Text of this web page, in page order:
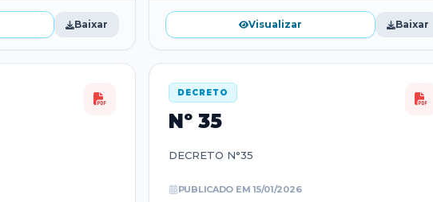
Baixar Visualizar Baixar
DECRETO
Nº 35
DECRETO N°35
PUBLICADO EM15/01/2026